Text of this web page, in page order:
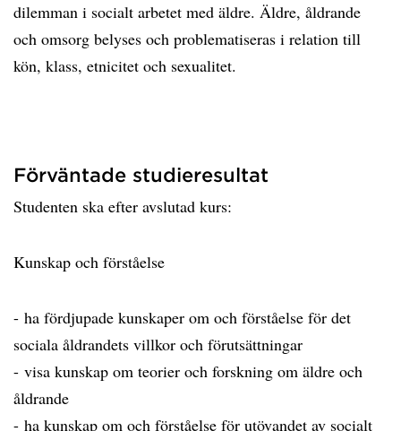
dilemman i socialt arbetet med äldre. Äldre, åldrande
och omsorg belyses och problematiseras i relation till
kön, klass, etnicitet och sexualitet.
Förväntade studieresultat
Studenten ska efter avslutad kurs:
Kunskap och förståelse
- ha fördjupade kunskaper om och förståelse för det
sociala åldrandets villkor och förutsättningar
- visa kunskap om teorier och forskning om äldre och
åldrande
- ha kunskap om och förståelse för utövandet av socialt